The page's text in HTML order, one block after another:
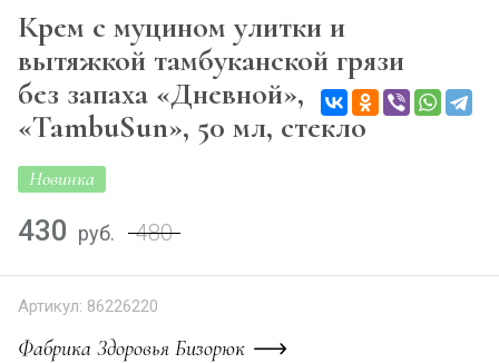
Крем с муцином улитки и
вытяжкой тамбуканской грязи
без запаха «Дневной»,
«TambuSun», 50 мл, стекло
Новинка
430 руб. 480
Артикул: 86226220
Фабрика Здоровья Бизорюк